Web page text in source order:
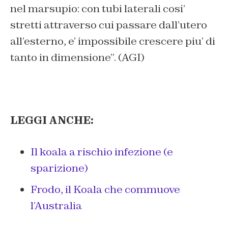
nel marsupio: con tubi laterali cosi’
stretti attraverso cui passare dall’utero
all’esterno, e’ impossibile crescere piu’ di
tanto in dimensione”. (AGI)
LEGGI ANCHE:
Il koala a rischio infezione (e
sparizione)
Frodo, il Koala che commuove
l’Australia